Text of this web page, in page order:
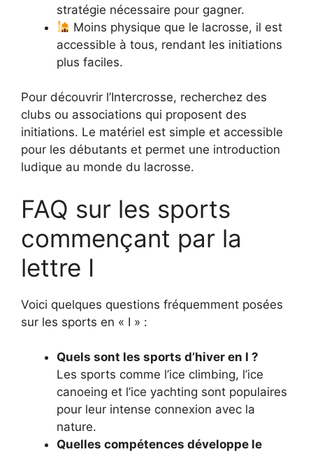
stratégie nécessaire pour gagner.
Moins physique que le lacrosse, il est
accessible à tous, rendant les initiations
plus faciles.
Pour découvrir l’Intercrosse, recherchez des
clubs ou associations qui proposent des
initiations. Le matériel est simple et accessible
pour les débutants et permet une introduction
ludique au monde du lacrosse.
FAQ sur les sports
commençant par la
lettre I
Voici quelques questions fréquemment posées
sur les sports en « I » :
Quels sont les sports d’hiver en I ?
Les sports comme l’ice climbing, l’ice
canoeing et l’ice yachting sont populaires
pour leur intense connexion avec la
nature.
Quelles compétences développe le